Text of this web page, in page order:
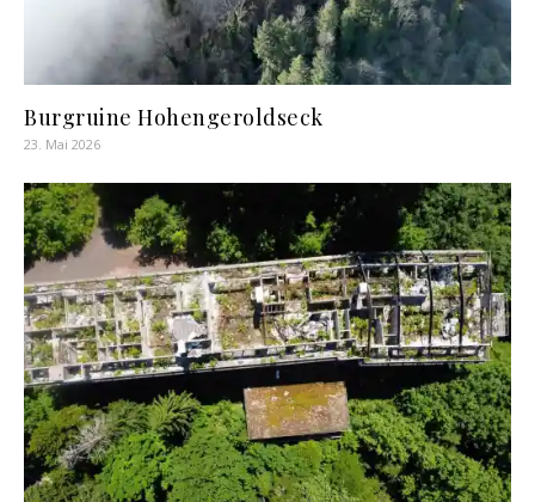
Burgruine Hohengeroldseck
23. Mai 2026